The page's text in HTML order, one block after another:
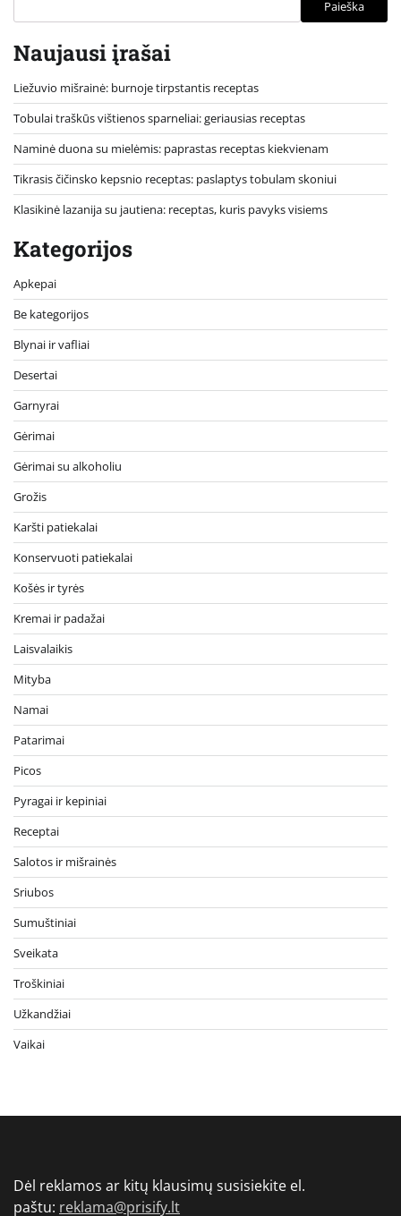
Paieška
Naujausi įrašai
Liežuvio mišrainė: burnoje tirpstantis receptas
Tobulai traškūs vištienos sparneliai: geriausias receptas
Naminė duona su mielėmis: paprastas receptas kiekvienam
Tikrasis čičinsko kepsnio receptas: paslaptys tobulam skoniui
Klasikinė lazanija su jautiena: receptas, kuris pavyks visiems
Kategorijos
Apkepai
Be kategorijos
Blynai ir vafliai
Desertai
Garnyrai
Gėrimai
Gėrimai su alkoholiu
Grožis
Karšti patiekalai
Konservuoti patiekalai
Košės ir tyrės
Kremai ir padažai
Laisvalaikis
Mityba
Namai
Patarimai
Picos
Pyragai ir kepiniai
Receptai
Salotos ir mišrainės
Sriubos
Sumuštiniai
Sveikata
Troškiniai
Užkandžiai
Vaikai
Dėl reklamos ar kitų klausimų susisiekite el.
paštu: reklama@prisify.lt